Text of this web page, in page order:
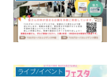
ライブ/イベント